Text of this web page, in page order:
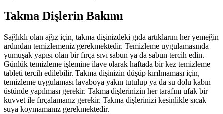
Takma Dişlerin Bakımı
Sağlıklı olan ağız için, takma dişinizdeki gıda artıklarını her yemeğin
ardından temizlemeniz gerekmektedir. Temizleme uygulamasında
yumuşak yapısı olan bir fırça sıvı sabun ya da sabun tercih edin.
Günlük temizleme işlemine ilave olarak haftada bir kez temizleme
tableti tercih edilebilir. Takma dişinizin düşüp kırılmaması için,
temizleme uygulaması lavaboya yakın tutulup ya da su dolu kabın
üstünde yapılması gerekir. Takma dişlerinizin her tarafını ufak bir
kuvvet ile fırçalamanız gerekir. Takma dişlerinizi kesinlikle sıcak
suya koymamanız gerekmektedir.